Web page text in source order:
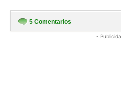
5 Comentarios
-